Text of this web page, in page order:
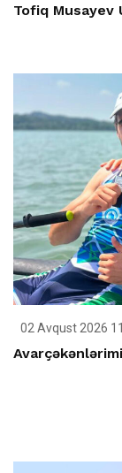
Tofiq Musayev
02 Avqust 2026